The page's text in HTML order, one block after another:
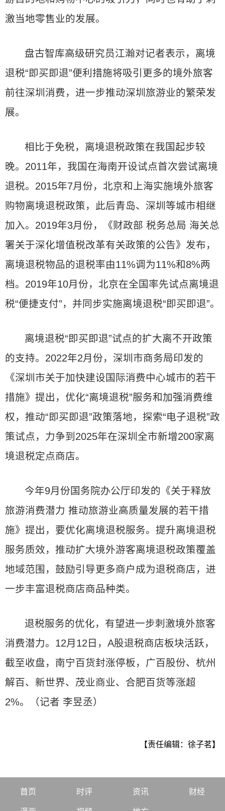
激当地零售业的发展。
盘古智库高级研究员江瀚对记者表示，离境
退税“即买即退”便利措施将吸引更多的境外旅客
前往深圳消费，进一步推动深圳旅游业的繁荣发
展。
相比于免税，离境退税政策在我国起步较
晚。2011年，我国在海南开设试点首次尝试离境
退税。2015年7月份，北京和上海实施境外旅客
购物离境退税政策，此后青岛、深圳等城市相继
加入。2019年3月份，《财政部 税务总局 海关总
署关于深化增值税改革有关政策的公告》发布，
离境退税物品的退税率由11%调为11%和8%两
档。2019年10月份，北京在全国率先试点离境退
税“便捷支付”，并同步实施离境退税“即买即退”。
离境退税“即买即退”试点的扩大离不开政策
的支持。2022年2月份，深圳市商务局印发的
《深圳市关于加快建设国际消费中心城市的若干
措施》提出，优化“离境退税”服务和加强消费维
权，推动“即买即退”政策落地，探索“电子退税”政
策试点，力争到2025年在深圳全市新增200家离
境退税定点商店。
今年9月份国务院办公厅印发的《关于释放
旅游消费潜力 推动旅游业高质量发展的若干措
施》提出，要优化离境退税服务。提升离境退税
服务质效，推动扩大境外游客离境退税政策覆盖
地域范围，鼓励引导更多商户成为退税商店，进
一步丰富退税商店商品种类。
退税服务的优化，有望进一步刺激境外旅客
消费潜力。12月12日，A股退税商店板块活跃，
截至收盘，南宁百货封涨停板，广百股份、杭州
解百、新世界、茂业商业、合肥百货等涨超
2%。（记者 李昱丞）
【责任编辑：徐子茗】
首页 时评 资讯 财经